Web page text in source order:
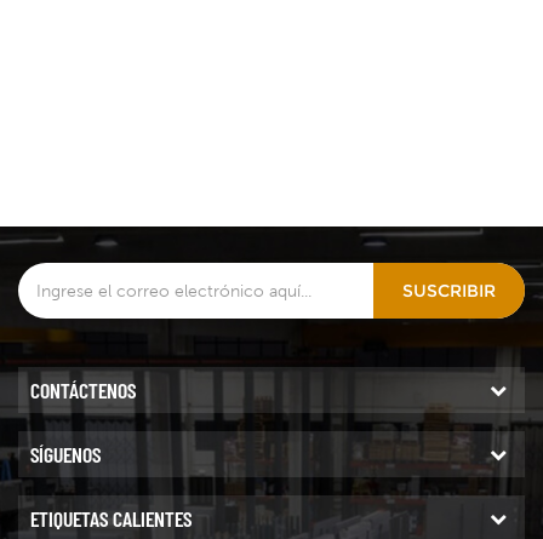
SUSCRIBIR
CONTÁCTENOS
SÍGUENOS
ETIQUETAS CALIENTES